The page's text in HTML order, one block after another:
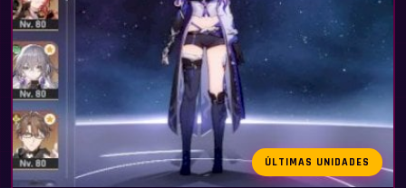
ÚLTIMAS UNIDADES